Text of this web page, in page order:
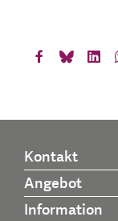
Kontakt
Angebot
Information